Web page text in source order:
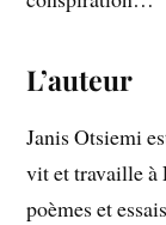
L’auteur
Janis Otsiemi
vit et travaille
poèmes et